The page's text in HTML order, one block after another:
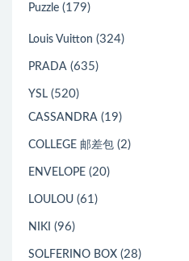
Puzzle (179)
Louis Vuitton (324)
PRADA (635)
YSL (520)
CASSANDRA (19)
COLLEGE 邮差包 (2)
ENVELOPE (20)
LOULOU (61)
NIKI (96)
SOLFERINO BOX (28)